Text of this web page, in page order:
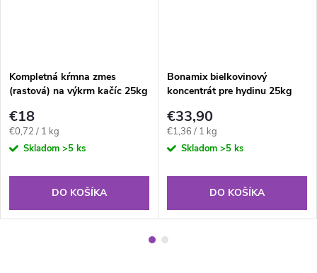
Kompletná kŕmna zmes
(rastová) na výkrm kačíc 25kg
€18
Jednotková
cena:
€0,72 / 1 kg
Skladom >5 ks
DO KOŠÍKA
Bonamix bielkovinový
koncentrát pre hydinu 25kg
€33,90
Jednotková
cena:
€1,36 / 1 kg
Skladom >5 ks
DO KOŠÍKA